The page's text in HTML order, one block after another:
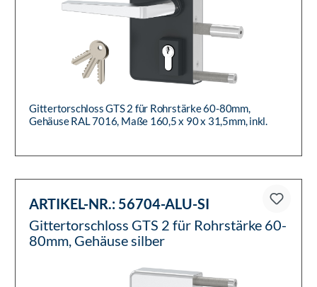
Gittertorschloss GTS 2 für Rohrstärke 60-80mm,
Gehäuse RAL 7016, Maße 160,5 x 90 x 31,5mm, inkl.
ARTIKEL-NR.: 56704-ALU-SI
Gittertorschloss GTS 2 für Rohrstärke 60-
80mm, Gehäuse silber